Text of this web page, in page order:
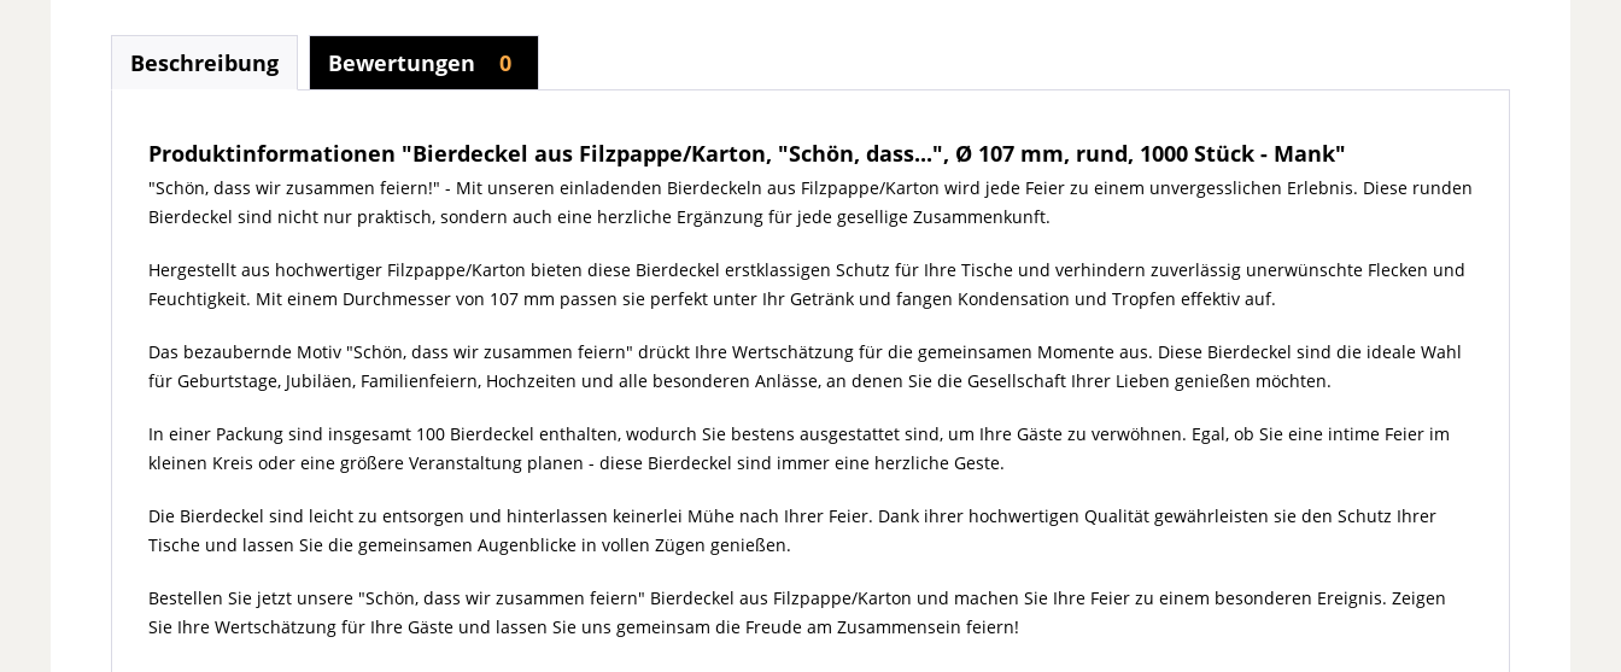
Beschreibung Bewertungen 0
Produktinformationen "Bierdeckel aus Filzpappe/Karton, "Schön, dass...", Ø 107 mm, rund, 1000 Stück - Mank"
"Schön, dass wir zusammen feiern!" - Mit unseren einladenden Bierdeckeln aus Filzpappe/Karton wird jede Feier zu einem unvergesslichen Erlebnis. Diese runden
Bierdeckel sind nicht nur praktisch, sondern auch eine herzliche Ergänzung für jede gesellige Zusammenkunft.
Hergestellt aus hochwertiger Filzpappe/Karton bieten diese Bierdeckel erstklassigen Schutz für Ihre Tische und verhindern zuverlässig unerwünschte Flecken und
Feuchtigkeit. Mit einem Durchmesser von 107 mm passen sie perfekt unter Ihr Getränk und fangen Kondensation und Tropfen effektiv auf.
Das bezaubernde Motiv "Schön, dass wir zusammen feiern" drückt Ihre Wertschätzung für die gemeinsamen Momente aus. Diese Bierdeckel sind die ideale Wahl
für Geburtstage, Jubiläen, Familienfeiern, Hochzeiten und alle besonderen Anlässe, an denen Sie die Gesellschaft Ihrer Lieben genießen möchten.
In einer Packung sind insgesamt 100 Bierdeckel enthalten, wodurch Sie bestens ausgestattet sind, um Ihre Gäste zu verwöhnen. Egal, ob Sie eine intime Feier im
kleinen Kreis oder eine größere Veranstaltung planen - diese Bierdeckel sind immer eine herzliche Geste.
Die Bierdeckel sind leicht zu entsorgen und hinterlassen keinerlei Mühe nach Ihrer Feier. Dank ihrer hochwertigen Qualität gewährleisten sie den Schutz Ihrer
Tische und lassen Sie die gemeinsamen Augenblicke in vollen Zügen genießen.
Bestellen Sie jetzt unsere "Schön, dass wir zusammen feiern" Bierdeckel aus Filzpappe/Karton und machen Sie Ihre Feier zu einem besonderen Ereignis. Zeigen
Sie Ihre Wertschätzung für Ihre Gäste und lassen Sie uns gemeinsam die Freude am Zusammensein feiern!